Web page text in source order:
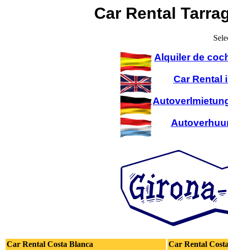
Car Rental
Alquiler de
Car Rental
Car Rental Costa Blanca Car Rental